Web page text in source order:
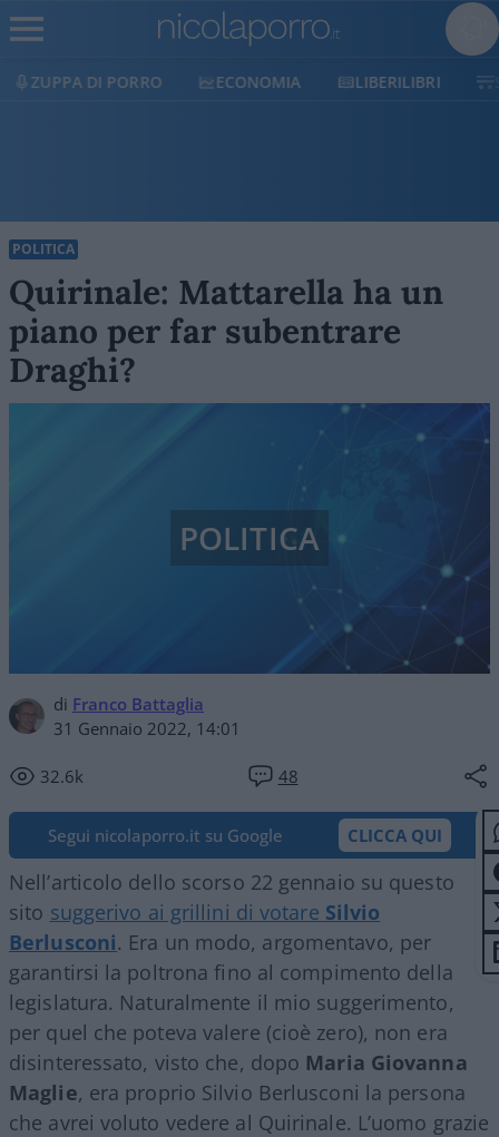
ECONOMIA LIBERILIBRI SHOP SOSTIENICI
POLITICA
Quirinale: Mattarella ha un
piano per far subentrare
Draghi?
di Franco Battaglia
31 Gennaio 2022, 14:01
32.6k 48
POLITICA
Segui nicolaporro.it su Google CLICCA QUI
Nell’articolo dello scorso 22 gennaio su questo
sito suggerivo ai grillini di votare Silvio
Berlusconi. Era un modo, argomentavo, per
garantirsi la poltrona fino al compimento della
legislatura. Naturalmente il mio suggerimento,
per quel che poteva valere (cioè zero), non era
disinteressato, visto che, dopo Maria Giovanna
Maglie, era proprio Silvio Berlusconi la persona
che avrei voluto vedere al Quirinale. L’uomo grazie